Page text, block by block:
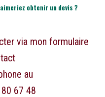
obtenir un devis ?
via mon formulaire
au
67 48